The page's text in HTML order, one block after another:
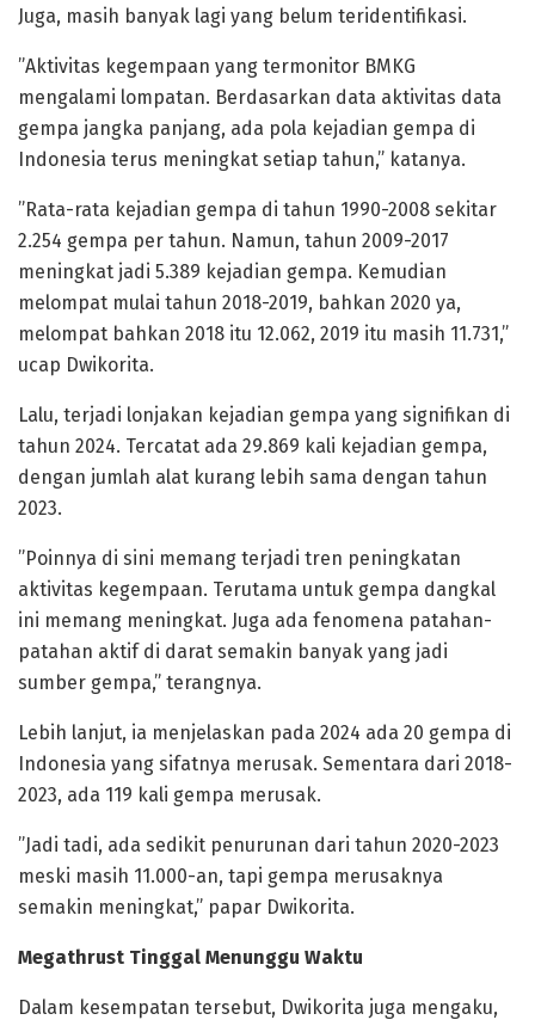
Juga, masih banyak lagi yang belum teridentifikasi.
‎”Aktivitas kegempaan yang termonitor BMKG
mengalami lompatan. Berdasarkan data aktivitas data
gempa jangka panjang, ada pola kejadian gempa di
Indonesia terus meningkat setiap tahun,” katanya.
‎”Rata-rata kejadian gempa di tahun 1990-2008 sekitar
2.254 gempa per tahun. Namun, tahun 2009-2017
meningkat jadi 5.389 kejadian gempa. Kemudian
melompat mulai tahun 2018-2019, bahkan 2020 ya,
melompat bahkan 2018 itu 12.062, 2019 itu masih 11.731,”
ucap Dwikorita.
‎Lalu, terjadi lonjakan kejadian gempa yang signifikan di
tahun 2024. Tercatat ada 29.869 kali kejadian gempa,
dengan jumlah alat kurang lebih sama dengan tahun
2023.
‎”Poinnya di sini memang terjadi tren peningkatan
aktivitas kegempaan. Terutama untuk gempa dangkal
ini memang meningkat. Juga ada fenomena patahan-
patahan aktif di darat semakin banyak yang jadi
sumber gempa,” terangnya.
‎Lebih lanjut, ia menjelaskan pada 2024 ada 20 gempa di
Indonesia yang sifatnya merusak. Sementara dari 2018-
2023, ada 119 kali gempa merusak.
‎”Jadi tadi, ada sedikit penurunan dari tahun 2020-2023
meski masih 11.000-an, tapi gempa merusaknya
semakin meningkat,” papar Dwikorita.
‎Megathrust Tinggal Menunggu Waktu
‎Dalam kesempatan tersebut, Dwikorita juga mengaku,